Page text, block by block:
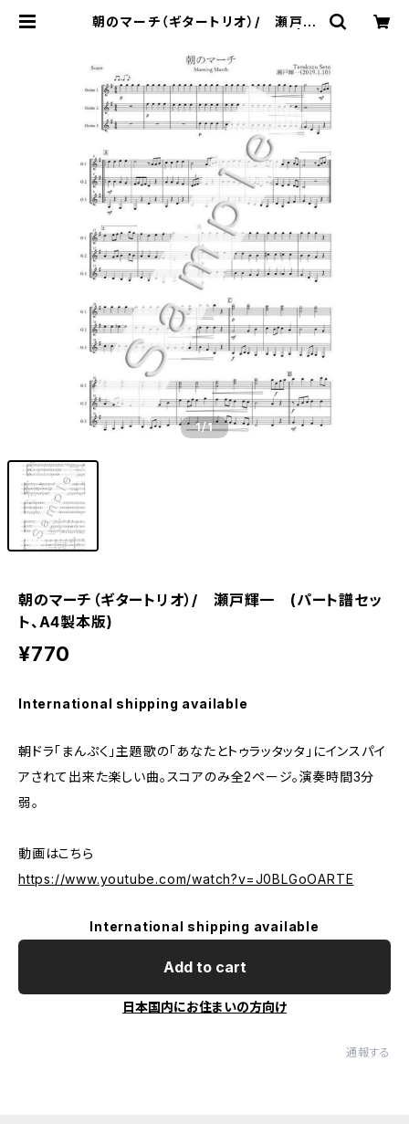
朝のマーチ（ギタートリオ）/ 瀬戸輝
1/1
朝のマーチ（ギタートリオ）/ 瀬戸輝一 (パート譜セッ
ト、A4製本版)
¥770
International shipping available
朝ドラ「まんぷく」主題歌の「あなたとトゥラッタッタ」にインスパイ
アされて出来た楽しい曲。スコアのみ全2ページ。演奏時間3分
弱。
動画はこちら
https://www.youtube.com/watch?v=J0BLGoOARTE
International shipping available
Add to cart
日本国内にお住まいの方向け
通報する